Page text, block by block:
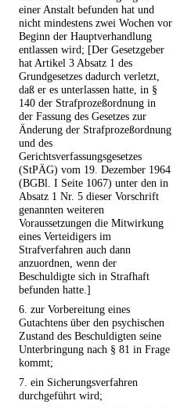
einer Anstalt befunden hat und
nicht mindestens zwei Wochen vor
Beginn der Hauptverhandlung
entlassen wird; [Der Gesetzgeber
hat Artikel 3 Absatz 1 des
Grundgesetzes dadurch verletzt,
daß er es unterlassen hatte, in §
140 der Strafprozeßordnung in
der Fassung des Gesetzes zur
Änderung der Strafprozeßordnung
und des
Gerichtsverfassungsgesetzes
(StPÄG) vom 19. Dezember 1964
(BGBl. I Seite 1067) unter den in
Absatz 1 Nr. 5 dieser Vorschrift
genannten weiteren
Voraussetzungen die Mitwirkung
eines Verteidigers im
Strafverfahren auch dann
anzuordnen, wenn der
Beschuldigte sich in Strafhaft
befunden hatte.]
6. zur Vorbereitung eines
Gutachtens über den psychischen
Zustand des Beschuldigten seine
Unterbringung nach § 81 in Frage
kommt;
7. ein Sicherungsverfahren
durchgeführt wird;